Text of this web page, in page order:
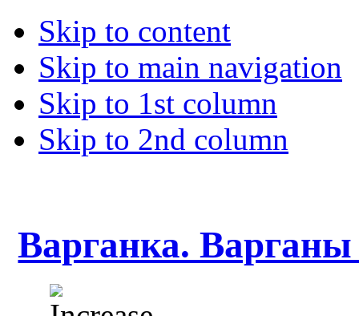
Skip to content
Skip to main navigation
Skip to 1st column
Skip to 2nd column
Варганка. Варганы